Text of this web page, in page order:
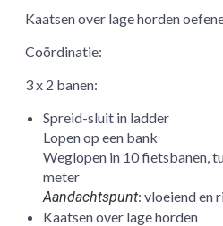
Kaatsen over lage horden
Coördinatie:
3 x 2 banen:
Spreid-sluit in ladder
Lopen op een bank
Weglopen in 10 fietsbanen,
meter
Aandachtspunt: vloeiend en
Kaatsen over lage horden